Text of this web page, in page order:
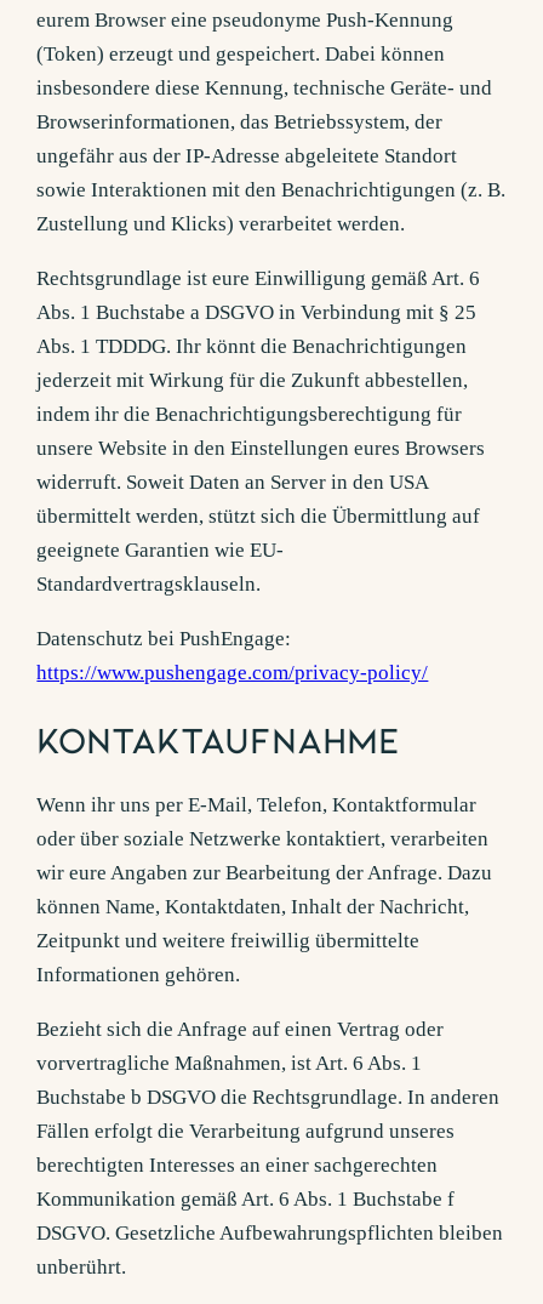
eurem Browser eine pseudonyme Push-Kennung
(Token) erzeugt und gespeichert. Dabei können
insbesondere diese Kennung, technische Geräte- und
Browserinformationen, das Betriebssystem, der
ungefähr aus der IP-Adresse abgeleitete Standort
sowie Interaktionen mit den Benachrichtigungen (z. B.
Zustellung und Klicks) verarbeitet werden.
Rechtsgrundlage ist eure Einwilligung gemäß Art. 6
Abs. 1 Buchstabe a DSGVO in Verbindung mit § 25
Abs. 1 TDDDG. Ihr könnt die Benachrichtigungen
jederzeit mit Wirkung für die Zukunft abbestellen,
indem ihr die Benachrichtigungsberechtigung für
unsere Website in den Einstellungen eures Browsers
widerruft. Soweit Daten an Server in den USA
übermittelt werden, stützt sich die Übermittlung auf
geeignete Garantien wie EU-
Standardvertragsklauseln.
Datenschutz bei PushEngage:
https://www.pushengage.com/privacy-policy/
Kontaktaufnahme
Wenn ihr uns per E-Mail, Telefon, Kontaktformular
oder über soziale Netzwerke kontaktiert, verarbeiten
wir eure Angaben zur Bearbeitung der Anfrage. Dazu
können Name, Kontaktdaten, Inhalt der Nachricht,
Zeitpunkt und weitere freiwillig übermittelte
Informationen gehören.
Bezieht sich die Anfrage auf einen Vertrag oder
vorvertragliche Maßnahmen, ist Art. 6 Abs. 1
Buchstabe b DSGVO die Rechtsgrundlage. In anderen
Fällen erfolgt die Verarbeitung aufgrund unseres
berechtigten Interesses an einer sachgerechten
Kommunikation gemäß Art. 6 Abs. 1 Buchstabe f
DSGVO. Gesetzliche Aufbewahrungspflichten bleiben
unberührt.